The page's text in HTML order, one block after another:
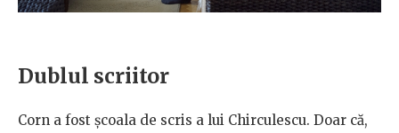
Dublul scriitor
Corn a fost școala de scris a lui Chirculescu. Doar că,